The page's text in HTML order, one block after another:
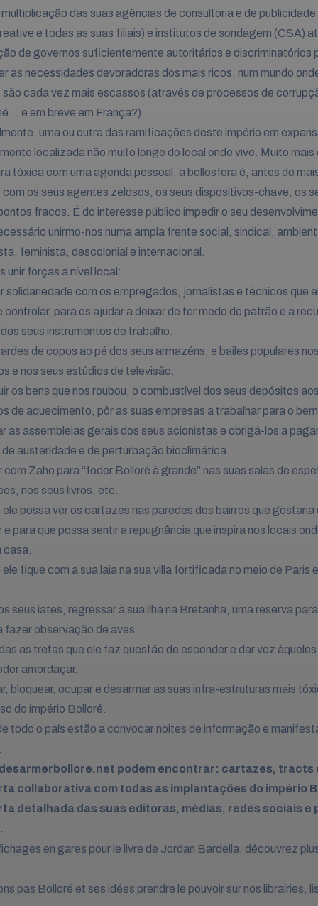
das suas agências de consultoria e de
e todas as suas filiais) e institutos de sondagem (CSA)
de governos suficientemente autoritários e discriminatórios
as necessidades devoradoras dos mais ricos, num mundo
são cada vez mais escassos (através de processos de
e em breve em França?)
uma ou outra das ramificações deste império em
localizada não muito longe do local onde vive. Muito mais
tóxica com uma agenda pessoal, a bollosfera é, antes de
os seus agentes zelosos, os seus dispositivos-chave, os
fracos. É do interesse público impedir o seu
unirmo-nos numa ampla frente social, sindical,
feminista, descolonial e internacional.
unir forças a nível local:
solidariedade com os empregados, jornalistas e técnicos que
controlar, para os ajudar a deixar de ter medo do patrão e a
seus instrumentos de trabalho.
de copos ao pé dos seus armazéns, e bailes populares
e nos seus estúdios de televisão.
os bens que nos roubou, o combustível dos seus depósitos
de aquecimento, pôr as suas empresas a trabalhar para o
as assembleias gerais dos seus acionistas e obrigá-los a
austeridade e de perturbação bioclimática.
com Zaho para “foder Bolloré à grande” nas suas salas de
nos seus livros, etc.
ele possa ver os cartazes nas paredes dos bairros que gostaria
para que possa sentir a repugnância que inspira nos locais
ele fique com a sua laia na sua villa fortificada no meio de Paris
seus iates, regressar à sua ilha na Bretanha, uma reserva
fazer observação de aves.
as tretas que ele faz questão de esconder e dar voz àqueles
amordaçar.
bloquear, ocupar e desarmar as suas infra-estruturas mais
do império Bolloré.
todo o país estão a convocar noites de informação e
podem encontrar: cartazes, tracts
collaborativa com todas as implantações do império
detalhada das suas editoras, médias, redes sociais e
en gares pour le livre de Jordan Bardella, découvrez
pas Bolloré et ses idées prendre le pouvoir sur nos librairies,